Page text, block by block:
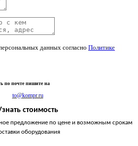
данных согласно Политике
по почте пишите на
to@kompr.ru
стоимость
предложение по цене и возможным срокам
оборудования